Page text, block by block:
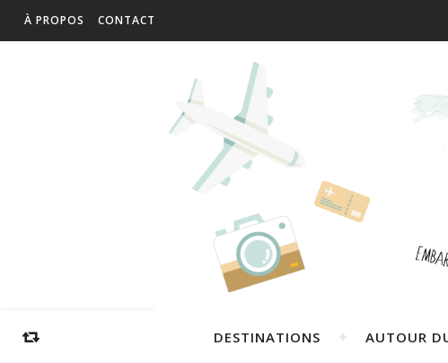
À PROPOS CONTACT
DESTINATIONS AUTOUR